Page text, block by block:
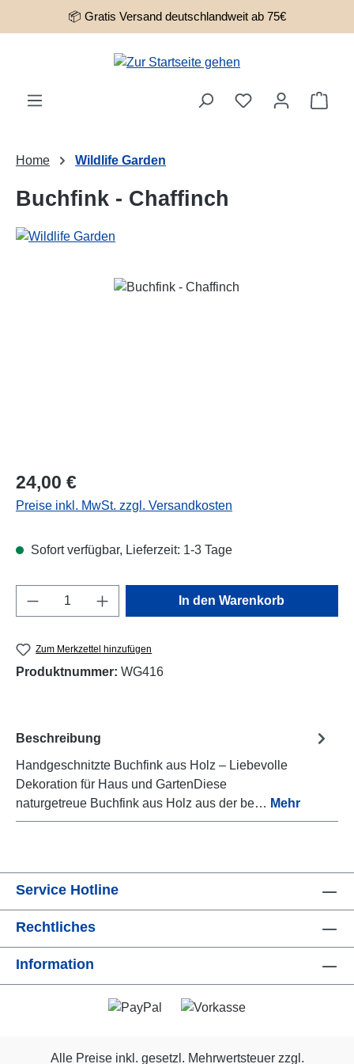
Zum Hauptinhalt springen
📦 Gratis Versand deutschlandweit ab 75€
Home Wildlife Garden
Buchfink - Chaffinch
Bildergalerie überspringen
Regulärer Preis:
24,00 €
Preise inkl. MwSt. zzgl. Versandkosten
Sofort verfügbar, Lieferzeit: 1-3 Tage
Produkt Anzahl: Gib den gewünschten
In den Warenkorb
Zum Merkzettel hinzufügen
Produktnummer: WG416
Beschreibung
Handgeschnitzte Buchfink aus Holz – Liebevolle
Dekoration für Haus und GartenDiese
naturgetreue Buchfink aus Holz aus der be… Mehr
Service Hotline
Rechtliches
Information
Alle Preise inkl. gesetzl. Mehrwertsteuer zzgl.